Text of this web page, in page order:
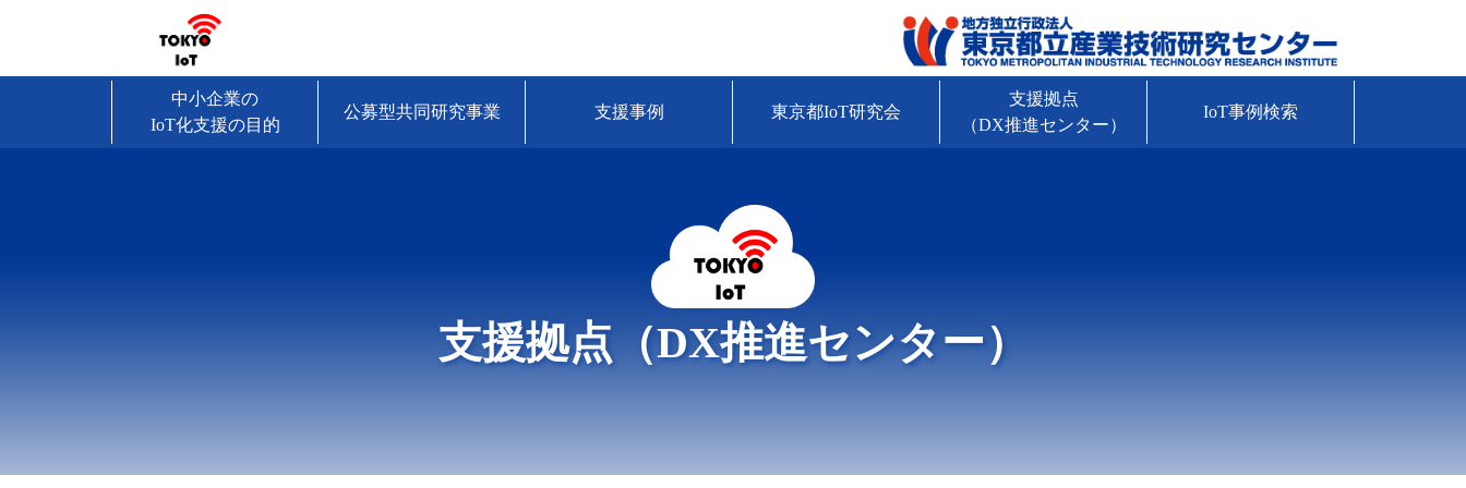
中小企業の
IoT化支援の目的
公募型共同研究事業 支援事例 東京都IoT研究会
支援拠点
（DX推進センター）
IoT事例検索
支援拠点（DX推進センター）